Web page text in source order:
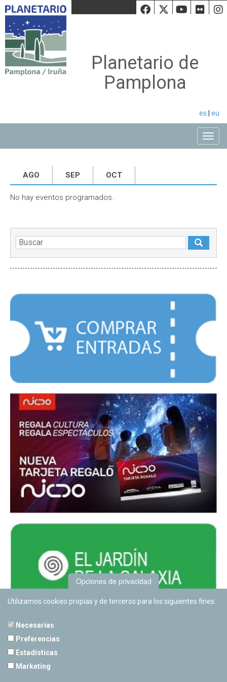
Facebook
Twiiter
Planetario de
Pamplona
es eu
AGO SEP OCT
No hay eventos programados.
Opciones de privacidad
Utilizamos cookies propias y de terceros para los siguientes fines:
Necesarias
Preferencias
Estadísticas
Marketing